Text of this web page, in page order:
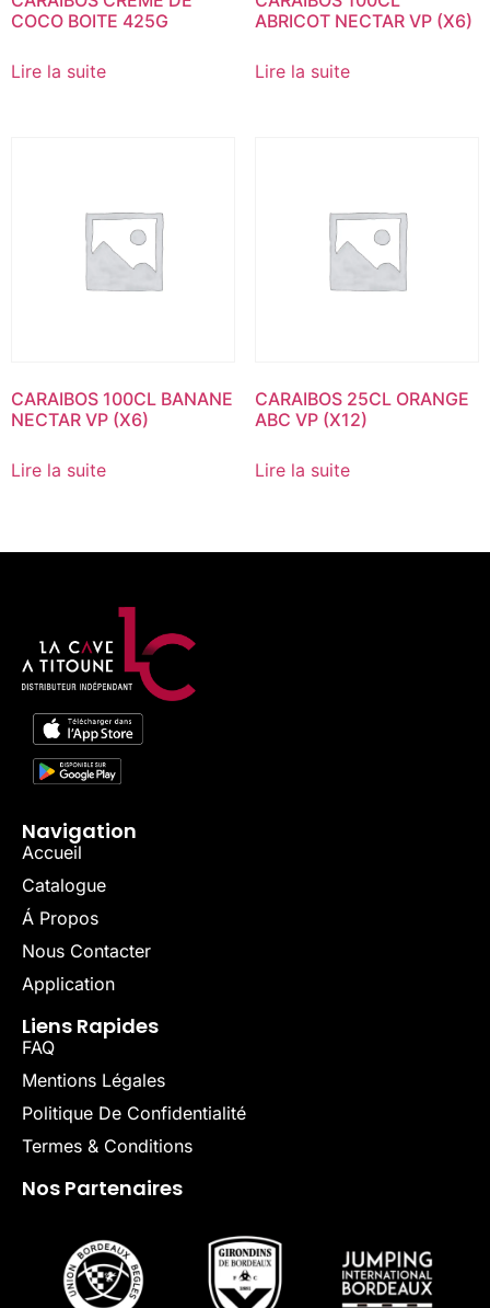
COCO BOITE 425G
Lire la suite
ABRICOT NECTAR VP (X6)
Lire la suite
CARAIBOS 100CL BANANE
NECTAR VP (X6)
Lire la suite
CARAIBOS 25CL ORANGE
ABC VP (X12)
Lire la suite
Navigation
Accueil
Catalogue
Á Propos
Nous Contacter
Application
Liens Rapides
FAQ
Mentions Légales
Politique De Confidentialité
Termes & Conditions
Nos Partenaires